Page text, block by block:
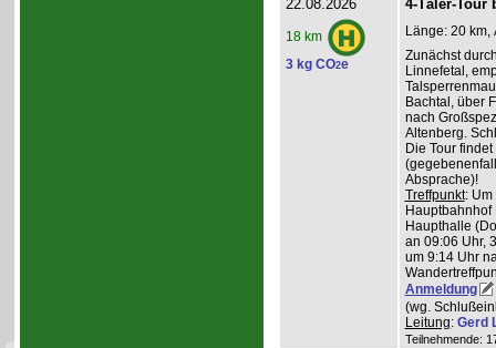
22.08.2026
18 km
3 kg CO2e
4-Täler-Tour
Länge: 20 km,
Zunächst
Linnefetal,
Bachtal, über
nach
Altenberg.
Die Tour
Absprache)!
Treffpunkt: Um
Hauptbahnhof
Haupthalle
an 09:06 Uhr,
um 9:14 Uhr
Anmeldung
(wg.
Leitung: Gerd
Teilnehmende: